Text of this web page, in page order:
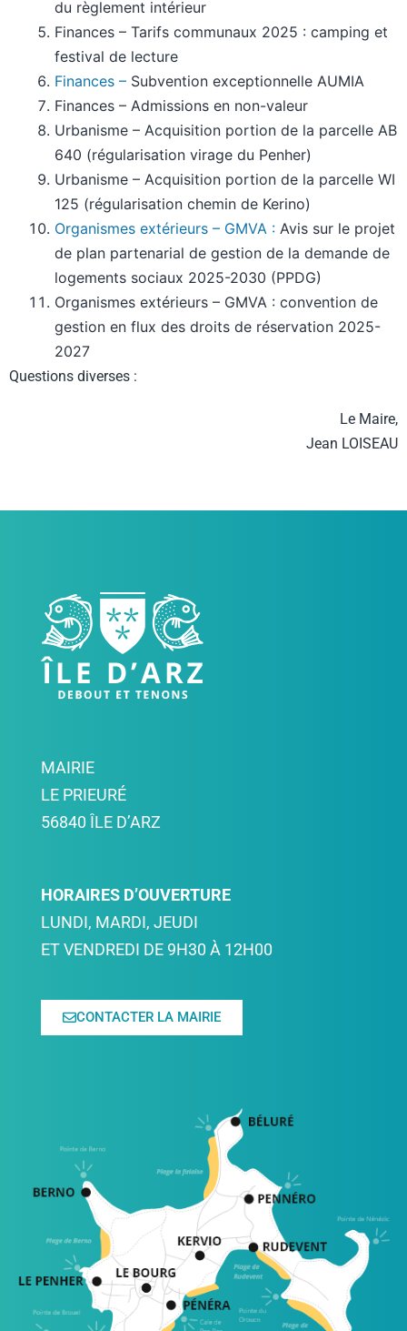
du règlement intérieur
Finances – Tarifs communaux 2025 : camping et
festival de lecture
Finances – Subvention exceptionnelle AUMIA
Finances – Admissions en non-valeur
Urbanisme – Acquisition portion de la parcelle AB
640 (régularisation virage du Penher)
Urbanisme – Acquisition portion de la parcelle WI
125 (régularisation chemin de Kerino)
Organismes extérieurs – GMVA : Avis sur le projet
de plan partenarial de gestion de la demande de
logements sociaux 2025-2030 (PPDG)
Organismes extérieurs – GMVA : convention de
gestion en flux des droits de réservation 2025-
2027
Questions diverses :
Le Maire,
Jean LOISEAU
MAIRIE
LE PRIEURÉ
56840 ÎLE D’ARZ
HORAIRES D’OUVERTURE
LUNDI, MARDI, JEUDI
ET VENDREDI DE 9H30 À 12H00
CONTACTER LA MAIRIE